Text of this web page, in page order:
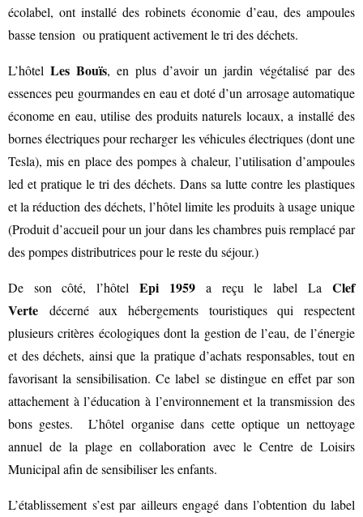
BROCHURES TOURISTIQUES
écolabel, ont installé des robinets économie d’eau, des ampoules
basse tension ou pratiquent activement le tri des déchets.
L’hôtel Les Bouïs, en plus d’avoir un jardin végétalisé par des
essences peu gourmandes en eau et doté d’un arrosage automatique
économe en eau, utilise des produits naturels locaux, a installé des
bornes électriques pour recharger les véhicules électriques (dont une
Tesla), mis en place des pompes à chaleur, l’utilisation d’ampoules
led et pratique le tri des déchets. Dans sa lutte contre les plastiques
et la réduction des déchets, l’hôtel limite les produits à usage unique
(Produit d’accueil pour un jour dans les chambres puis remplacé par
des pompes distributrices pour le reste du séjour.)
De son côté, l’hôtelEpi 1959a reçu le label LaClef
Verte décerné aux hébergements touristiques qui respectent
plusieurs critères écologiques dont la gestion de l’eau, de l’énergie
et des déchets, ainsi que la pratique d’achats responsables, tout en
favorisant la sensibilisation. Ce label se distingue en effet par son
attachement à l’éducation à l’environnement et la transmission des
bons gestes.
L’hôtel organise dans cette optique un nettoyage
annuel de la plage en collaboration avec le Centre de Loisirs
Municipal afin de sensibiliser les enfants.
L’établissement s’est par ailleurs engagé dans l’obtention du label